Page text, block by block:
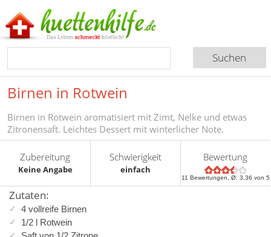
Birnen in Rotwein
Birnen in Rotwein aromatisiert mit Zimt, Nelke und etwas
Zitronensaft. Leichtes Dessert mit winterlicher Note.
Zubereitung
Keine Angabe
Schwierigkeit
einfach
Bewertung
11 Bewertungen, Ø: 3,36 von 5
Zutaten:
4 vollreife Birnen
1/2 l Rotwein